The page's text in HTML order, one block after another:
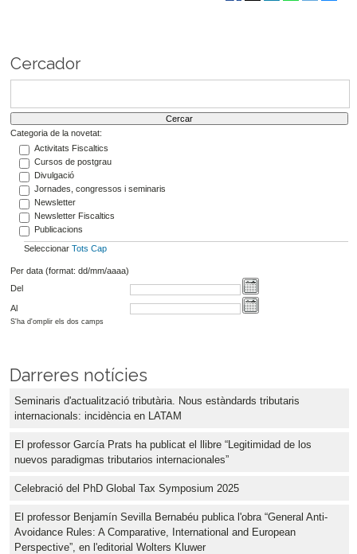
Cercador
Categoria de la novetat:
Activitats Fiscaltics
Cursos de postgrau
Divulgació
Jornades, congressos i seminaris
Newsletter
Newsletter Fiscaltics
Publicacions
Seleccionar Tots Cap
Per data (format: dd/mm/aaaa)
Del
Al
S'ha d'omplir els dos camps
Darreres notícies
Seminaris d'actualització tributària. Nous estàndards tributaris
internacionals: incidència en LATAM
El professor García Prats ha publicat el llibre “Legitimidad de los
nuevos paradigmas tributarios internacionales”
Celebració del PhD Global Tax Symposium 2025
El professor Benjamín Sevilla Bernabéu publica l'obra “General Anti-
Avoidance Rules: A Comparative, International and European
Perspective”, en l'editorial Wolters Kluwer